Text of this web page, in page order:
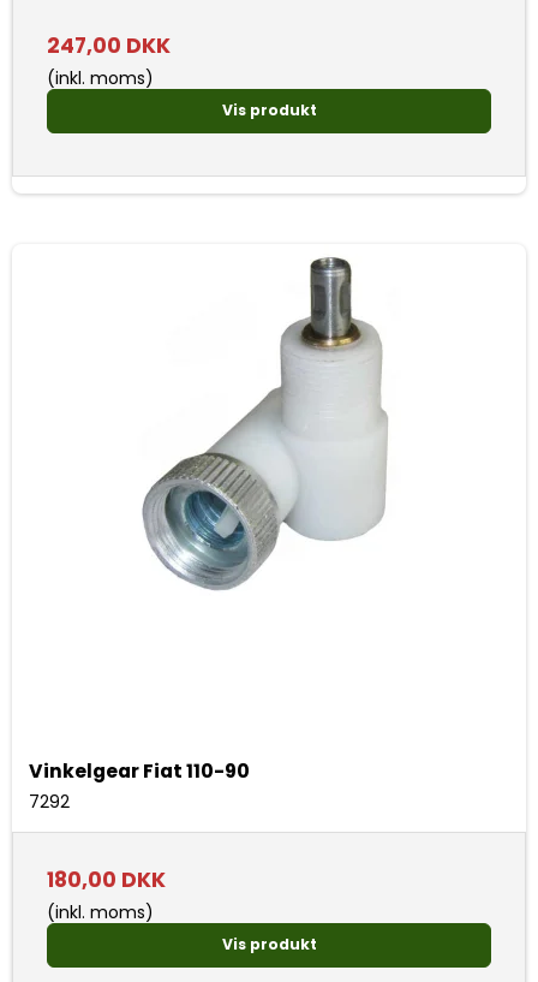
247,00 DKK
(inkl. moms)
Vis produkt
Vinkelgear Fiat 110-90
7292
180,00 DKK
(inkl. moms)
Vis produkt